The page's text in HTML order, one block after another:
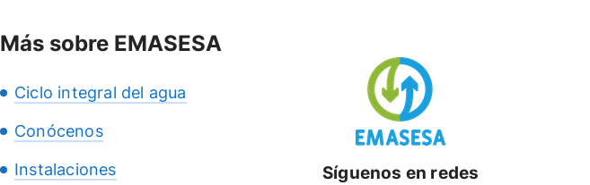
Más sobre EMASESA
Ciclo integral del agua
Conócenos
Instalaciones
Síguenos en redes